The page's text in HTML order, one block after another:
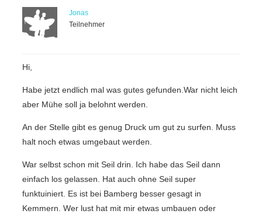
Jonas
Teilnehmer
Hi,
Habe jetzt endlich mal was gutes gefunden.War nicht leich
aber Mühe soll ja belohnt werden.
An der Stelle gibt es genug Druck um gut zu surfen. Muss
halt noch etwas umgebaut werden.
War selbst schon mit Seil drin. Ich habe das Seil dann
einfach los gelassen. Hat auch ohne Seil super
funktuiniert. Es ist bei Bamberg besser gesagt in
Kemmern. Wer lust hat mit mir etwas umbauen oder